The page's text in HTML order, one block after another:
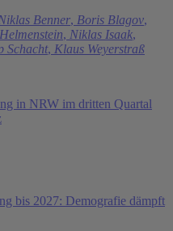
Benner, Boris Blagov,
, Niklas Isaak,
Schacht, Klaus Weyerstraß
in NRW im dritten Quartal
bis 2027: Demografie dämpft